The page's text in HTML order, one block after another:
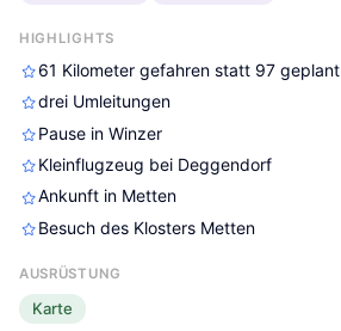
HIGHLIGHTS
61 Kilometer gefahren statt 97 geplant
drei Umleitungen
Pause in Winzer
Kleinflugzeug bei Deggendorf
Ankunft in Metten
Besuch des Klosters Metten
AUSRÜSTUNG
Karte